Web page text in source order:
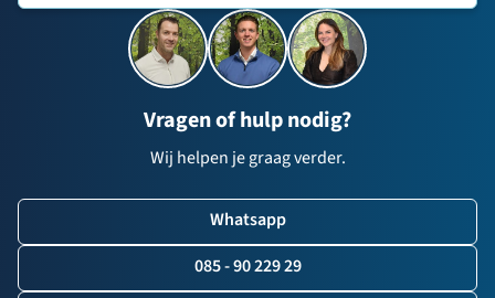
Vragen of hulp nodig?
Wij helpen je graag verder.
Whatsapp
085 - 90 229 29